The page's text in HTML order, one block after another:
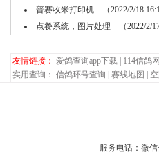
普赛收米打印机 （2022/2/18
点餐系统，图片处理 （2022/2/17
友情链接： 爱鸽查询app下载 114信鸽网
实用查询： 信鸽环号查询 赛线地图
服务电话：微信